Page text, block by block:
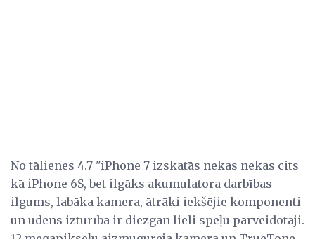
No tālienes 4.7 "iPhone 7 izskatās nekas nekas cits
kā iPhone 6S, bet ilgāks akumulatora darbības
ilgums, labāka kamera, ātrāki iekšējie komponenti
un ūdens izturība ir diezgan lieli spēļu pārveidotāji.